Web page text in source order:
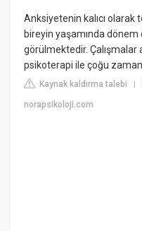
Anksiyetenin kalıcı
bireyin yaşamında dönem
görülmektedir. Çalışmalar
psikoterapi ile çoğu
Kaynak kaldırma talebi |
norapsikoloji.com